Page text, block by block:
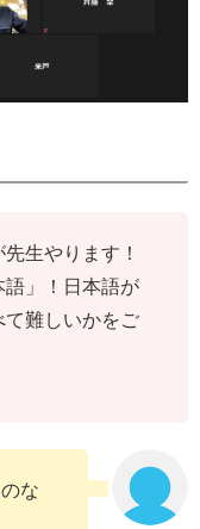
生やります！
語」！日本語が
て難しいかをご
な